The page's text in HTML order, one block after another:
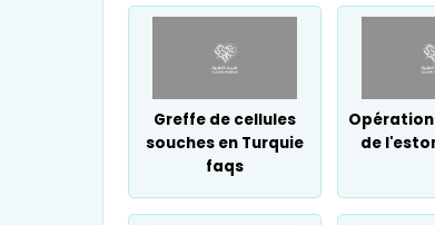
Greffe de cellules
souches en Turquie
faqs
de